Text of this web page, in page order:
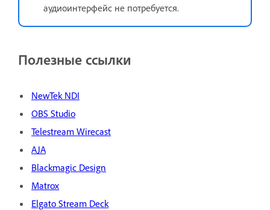
аудиоинтерфейс не потребуется.
Полезные ссылки
NewTek NDI
OBS Studio
Telestream Wirecast
AJA
Blackmagic Design
Matrox
Elgato Stream Deck